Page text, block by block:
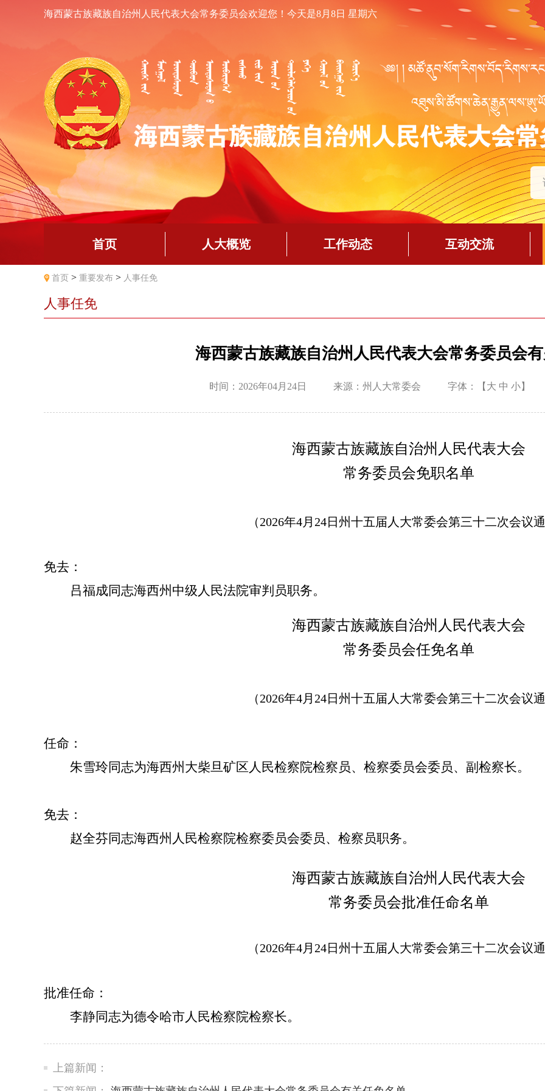
海西蒙古族藏族自治州人民代表大会常务委员会欢迎您！ 今天是8月8日 星期六
首页 人大概览 工作动态 互动交流
首页 > 重要发布 > 人事任免
人事任免
海西蒙古族藏族自治州人民代表大会常务委员会
时间：2026年04月24日 来源：州人大常委会 字体：【 大 中 小】
海西蒙古族藏族自治州人民代表大会
常务委员会免职名单
（2026年4月 24日州十五届人大常委会第三十二次会议
免去：
吕福成同志海西州中级人民法院审判员职务。
海西蒙古族藏族自治州人民代表大会
常务委员会任免名单
（2026年4月24日州十五届人大常委会第三十二次会议
任命：
朱雪玲同志为海西州大柴旦矿区人民检察院检察员、检察委员会委员、副检察长。
免去：
赵全芬同志海西州人民检察院检察委员会委员、检察员职务。
海西蒙古族藏族自治州人民代表大会
常务委员会批准任命名单
（2026年4月24日州十五届人大常委会第三十二次会议
批准任命：
李静同志为德令哈市人民检察院检察长。
上篇新闻：